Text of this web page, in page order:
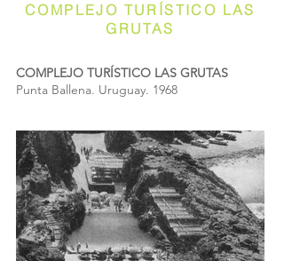
COMPLEJO TURÍSTICO LAS GRUTAS
Punta Ballena. Uruguay. 1968
COMPLEJO TURÍSTICO LAS
GRUTAS